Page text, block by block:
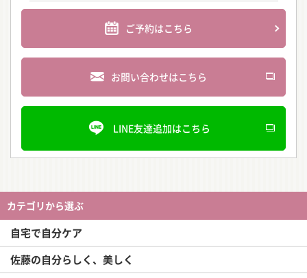
ご予約はこちら
お問い合わせはこちら
LINE友達追加はこちら
カテゴリから選ぶ
自宅で自分ケア
佐藤の自分らしく、美しく